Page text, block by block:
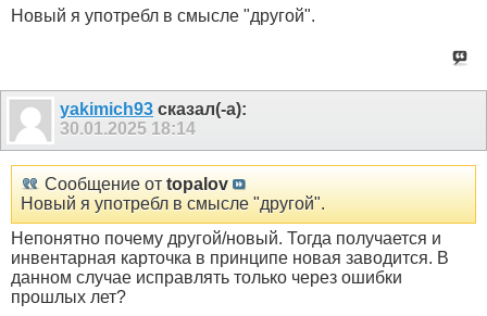
Новый я употребл в смысле "другой".
yakimich93 сказал(-а):
30.01.2025 18:14
Сообщение от topalov
Новый я употребл в смысле "другой".
Непонятно почему другой/новый. Тогда получается и
инвентарная карточка в принципе новая заводится. В
данном случае исправлять только через ошибки
прошлых лет?